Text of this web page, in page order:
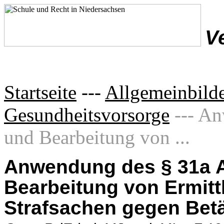
Startseite ---
Gesundheitsvorsorge ---
und Bearbeitung von ...
Anwendung des § 31a
Bearbeitung von
Strafsachen gegen